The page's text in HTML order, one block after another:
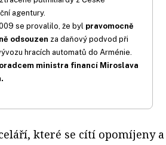
agentury.
se provalilo, že byl pravomocně
odsouzen za daňový podvod při
hracích automatů do Arménie.
ministra financí Miroslava
které se cítí opomíjeny